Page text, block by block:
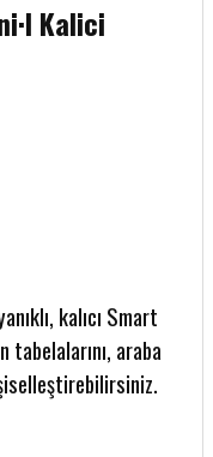
Kalici
kalıcı Smart
araba